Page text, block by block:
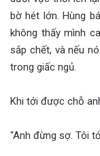
bờ hét lớn. Hùng
không thấy mình
sắp chết, và nếu
trong giấc ngủ.
Khi tới được chỗ
“Anh đừng sợ. Tôi